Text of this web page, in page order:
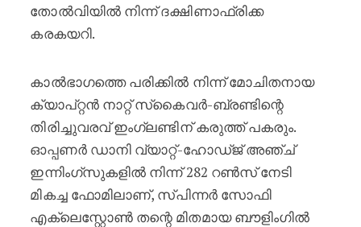
തോൽവിയിൽ നിന്ന് ദക്ഷിണാഫ്രിക്ക
കരകയറി.
കാൽഭാഗത്തെ പരിക്കിൽ നിന്ന് മോചിതനായ
ക്യാപ്റ്റൻ നാറ്റ് സ്‌കൈവർ-ബ്രണ്ടിന്റെ
തിരിച്ചുവരവ് ഇംഗ്ലണ്ടിന് കരുത്ത് പകരും.
ഓപ്പണർ ഡാനി വ്യാറ്റ്-ഹോഡ്ജ് അഞ്ച്
ഇന്നിംഗ്‌സുകളിൽ നിന്ന് 282 റൺസ് നേടി
മികച്ച ഫോമിലാണ്, സ്പിന്നർ സോഫി
എക്ലെസ്റ്റോൺ തന്റെ മിതമായ ബൗളിംഗിൽ